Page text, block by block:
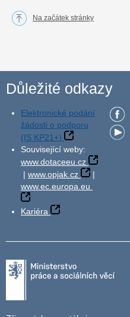
Na začátek stránky
Důležité odkazy
Elektronické podání
žádosti o podporu
(IS KP21+)
Související weby:
www.dotaceeu.cz
| www.opjak.cz
|
www.ec.europa.eu
Kariéra